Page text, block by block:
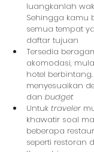
luangkanlah
Sehingga kamu
semua tempat
daftar tujuan
Tersedia
akomodasi,
hotel berbintang.
menyesuaikan
dan budget
Untuk traveler
khawatir soal
beberapa
seperti restoran